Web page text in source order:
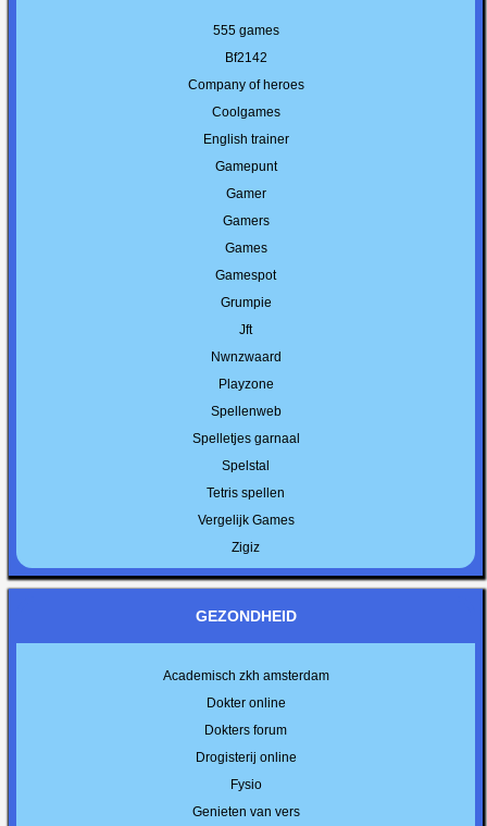
555 games
Bf2142
Company of heroes
Coolgames
English trainer
Gamepunt
Gamer
Gamers
Games
Gamespot
Grumpie
Jft
Nwnzwaard
Playzone
Spellenweb
Spelletjes garnaal
Spelstal
Tetris spellen
Vergelijk Games
Zigiz
GEZONDHEID
Academisch zkh amsterdam
Dokter online
Dokters forum
Drogisterij online
Fysio
Genieten van vers